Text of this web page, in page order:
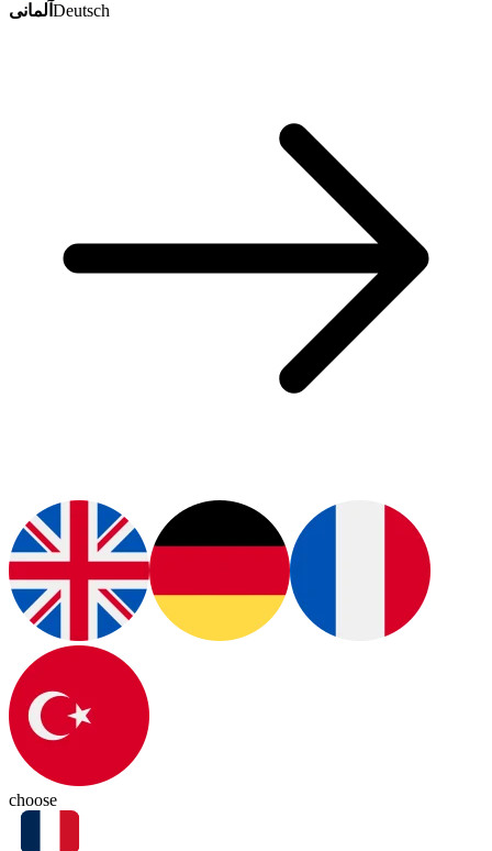
آلمانی Deutsch
choose